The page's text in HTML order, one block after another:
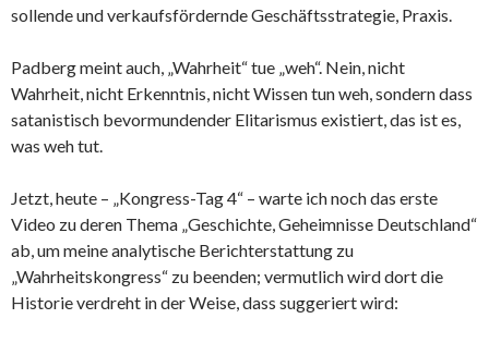
sollende und verkaufsfördernde Geschäftsstrategie, Praxis.
Padberg meint auch, „Wahrheit“ tue „weh“. Nein, nicht
Wahrheit, nicht Erkenntnis, nicht Wissen tun weh, sondern dass
satanistisch bevormundender Elitarismus existiert, das ist es,
was weh tut.
Jetzt, heute – „Kongress-Tag 4“ – warte ich noch das erste
Video zu deren Thema „Geschichte, Geheimnisse Deutschland“
ab, um meine analytische Berichterstattung zu
„Wahrheitskongress“ zu beenden; vermutlich wird dort die
Historie verdreht in der Weise, dass suggeriert wird: